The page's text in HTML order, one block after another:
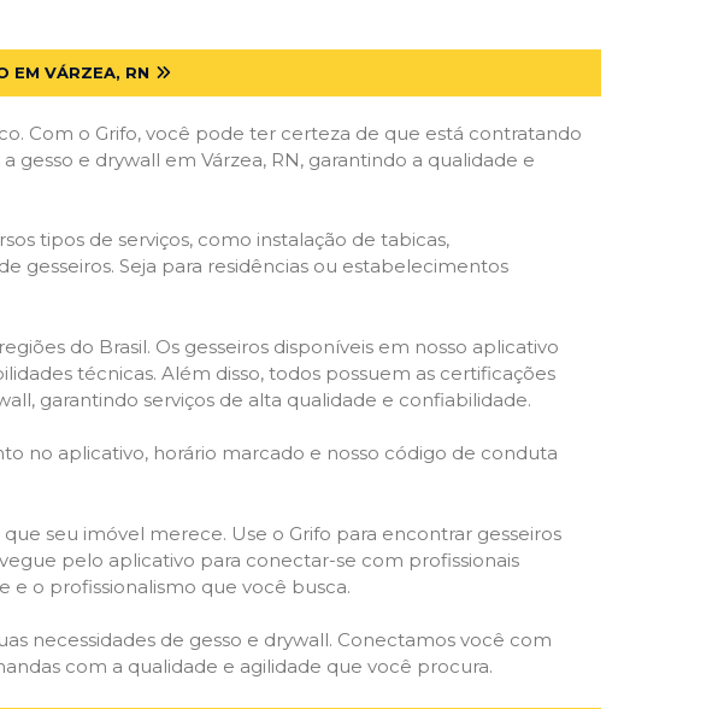
EM VÁRZEA, RN
Com o Grifo, você pode ter certeza de que está contratando
gesso e drywall em Várzea, RN, garantindo a qualidade e
tipos de serviços, como instalação de tabicas,
gesseiros. Seja para residências ou estabelecimentos
do Brasil. Os gesseiros disponíveis em nosso aplicativo
técnicas. Além disso, todos possuem as certificações
garantindo serviços de alta qualidade e confiabilidade.
no aplicativo, horário marcado e nosso código de conduta
seu imóvel merece. Use o Grifo para encontrar gesseiros
pelo aplicativo para conectar-se com profissionais
e o profissionalismo que você busca.
necessidades de gesso e drywall. Conectamos você com
com a qualidade e agilidade que você procura.